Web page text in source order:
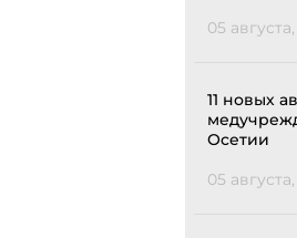
05
11 новых
Осетии
05 августа,